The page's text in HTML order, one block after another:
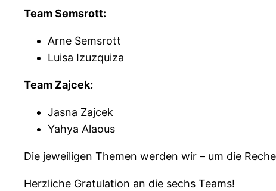
Team Semsrott:
Arne Semsrott
Luisa Izuzquiza
Team Zajcek:
Jasna Zajcek
Yahya Alaous
Die jeweiligen Themen werden wir – um die
Herzliche Gratulation an die sechs Teams!